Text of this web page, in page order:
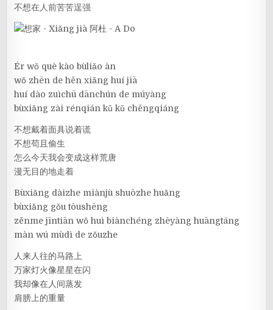
不想在人前苦苦逞强
Ér wǒ què kào bùliǎo àn
wǒ zhēn de hěn xiǎng huí jiā
huí dào zuìchū dānchún de múyàng
bùxiǎng zài rénqián kǔ kǔ chěngqiáng
不想戴着面具说着谎
不想苟且偷生
怎么今天我会变成这样荒唐
漫无目的地走着
Bùxiǎng dàizhe miànjù shuōzhe huǎng
bùxiǎng gǒu tōushēng
zěnme jīntiān wǒ huì biànchéng zhèyàng huāngtáng
màn wú mùdì de zǒuzhe
人来人往的马路上
万家灯火像星星在闪
我却像在人间蒸发
肩膀上的重量